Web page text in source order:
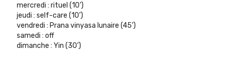
mercredi : rituel (10’)
jeudi : self-care (10’)
vendredi : Prana vinyasa lunaire (45’)
samedi : off
dimanche : Yin (30’)